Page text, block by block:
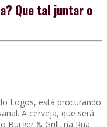
Que tal juntar o
Logos, está procurando
A cerveja, que será
Burger & Grill, na Rua